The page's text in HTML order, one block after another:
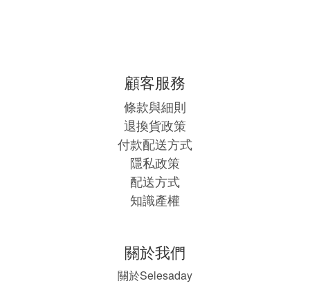
顧客服務
條款與細則
退換貨政策
付款配送方式
隱私政策
配送方式
知識產權
關於我們
關於Selesaday